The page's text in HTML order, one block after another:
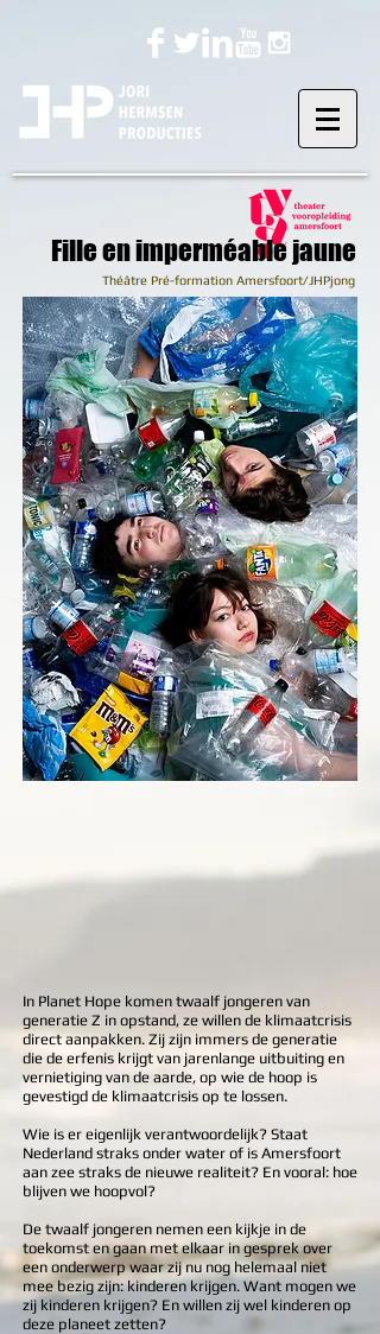
Fille en imperméable jaune
Théâtre Pré-formation Amersfoort/JHPjong
In Planet Hope komen twaalf jongeren van
generatie Z in opstand, ze willen de klimaatcrisis
direct aanpakken. Zij zijn immers de generatie
die de erfenis krijgt van jarenlange uitbuiting en
vernietiging van de aarde, op wie de hoop is
gevestigd de klimaatcrisis op te lossen.
Wie is er eigenlijk verantwoordelijk? Staat
Nederland straks onder water of is Amersfoort
aan zee straks de nieuwe realiteit? En vooral: hoe
blijven we hoopvol?
De twaalf jongeren nemen een kijkje in de
toekomst en gaan met elkaar in gesprek over
een onderwerp waar zij nu nog helemaal niet
mee bezig zijn: kinderen krijgen. Want mogen we
zij kinderen krijgen? En willen zij wel kinderen op
deze planeet zetten?